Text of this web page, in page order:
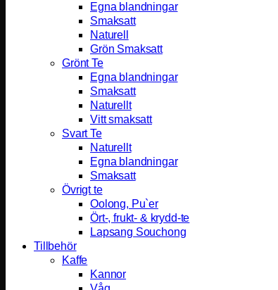
Egna blandningar
Smaksatt
Naturell
Grön Smaksatt
Grönt Te
Egna blandningar
Smaksatt
Naturellt
Vitt smaksatt
Svart Te
Naturellt
Egna blandningar
Smaksatt
Övrigt te
Oolong, Pu`er
Ört-, frukt- & krydd-te
Lapsang Souchong
Tillbehör
Kaffe
Kannor